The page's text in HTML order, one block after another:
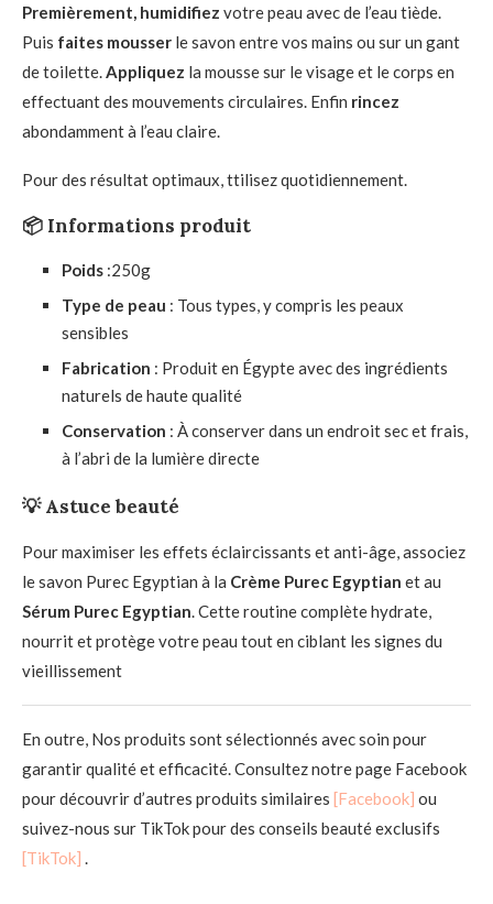
Premièrement, humidifiez votre peau avec de l’eau tiède.
Puis faites mousser le savon entre vos mains ou sur un gant
de toilette.Appliquez la mousse sur le visage et le corps en
effectuant des mouvements circulaires. Enfin rincez
abondamment à l’eau claire.
Pour des résultat optimaux, ttilisez quotidiennement.
📦 Informations produit
Poids :250g
Type de peau : Tous types, y compris les peaux
sensibles
Fabrication : Produit en Égypte avec des ingrédients
naturels de haute qualité
Conservation : À conserver dans un endroit sec et frais,
à l’abri de la lumière directe
💡 Astuce beauté
Pour maximiser les effets éclaircissants et anti-âge, associez
le savon Purec Egyptian à la Crème Purec Egyptian et au
Sérum Purec Egyptian. Cette routine complète hydrate,
nourrit et protège votre peau tout en ciblant les signes du
vieillissement
En outre, Nos produits sont sélectionnés avec soin pour
garantir qualité et efficacité. Consultez notre page Facebook
pour découvrir d’autres produits similaires [Facebook] ou
suivez-nous sur TikTok pour des conseils beauté exclusifs
[TikTok] .